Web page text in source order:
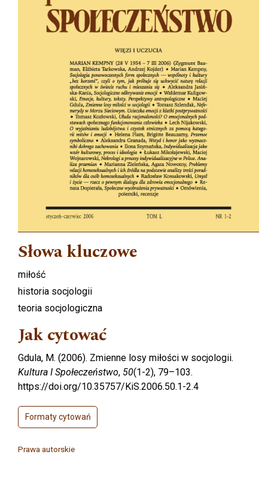
Słowa kluczowe
miłość
historia socjologii
teoria socjologiczna
Jak cytować
Gdula, M. (2006). Zmienne losy miłości w socjologii.
Kultura I Społeczeństwo, 50(1-2), 79–103.
https://doi.org/10.35757/KiS.2006.50.1-2.4
Formaty cytowań
Prawa autorskie